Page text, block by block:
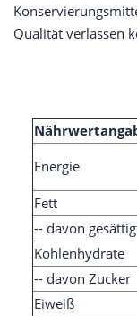
Qualität verlassen
Energie
Fett
-- davon
Kohlenhydrate
-- davon Zucker
Eiweiß